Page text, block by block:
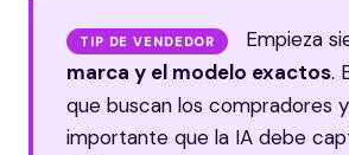
TIP DE VENDEDOR
Empieza
marca y el modelo exactos.
que buscan los compradores
importante que la IA debe